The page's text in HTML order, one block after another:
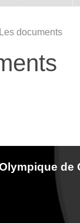
Les documents
de